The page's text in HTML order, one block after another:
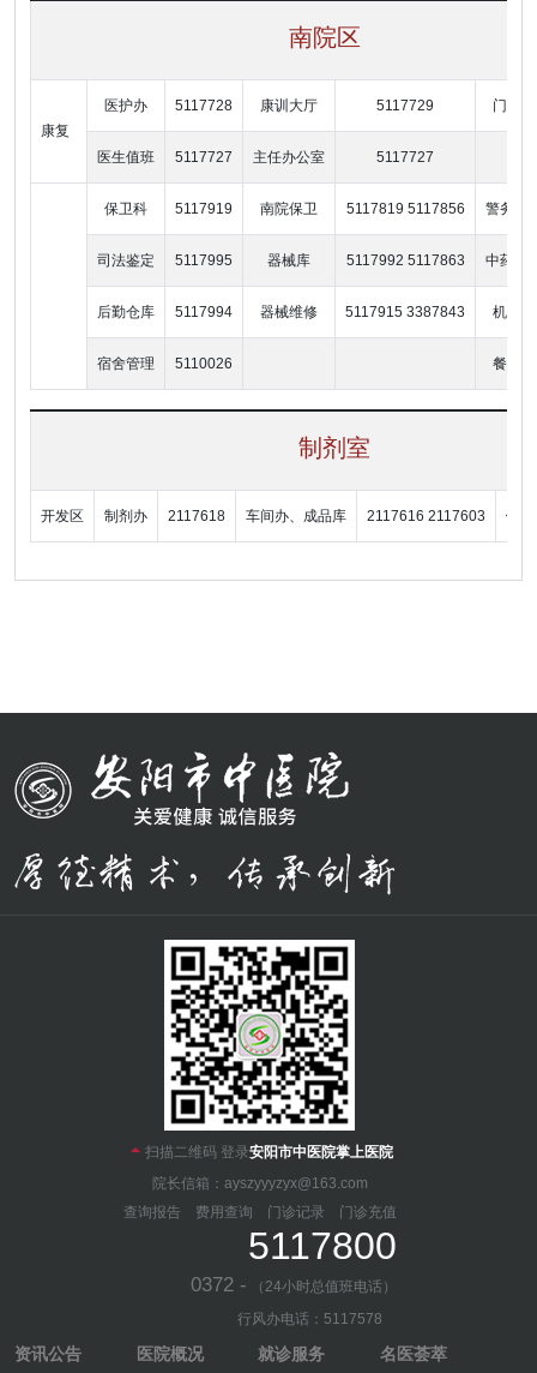
南院区
康复
医护办 5117728 康训大厅 5117729 门卫
医生值班 5117727 主任办公室 5117727
保卫科 5117919 南院保卫 5117819 5117856 警务室
司法鉴定 5117995 器械库 5117992 5117863 中药库
后勤仓库 5117994 器械维修 5117915 3387843 机房
宿舍管理 5110026 餐厅
制剂室
开发区 制剂办 2117618 车间办、成品库 2117616 2117603 饮
扫描二维码 登录安阳市中医院掌上医院
院长信箱：ayszyyyzyx@163.com
查询报告
费用查询 门诊记录 门诊充值
5117800
0372 - （24小时总值班电话）
行风办电话：5117578
资讯公告 医院概况 就诊服务 名医荟萃